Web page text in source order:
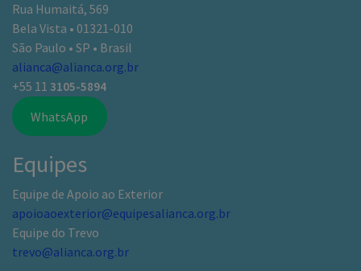
Rua Humaitá, 569
Bela Vista • 01321-010
São Paulo • SP • Brasil
alianca@alianca.org.br
+55 11 3105-5894
WhatsApp
Equipes
Equipe de Apoio ao Exterior
apoioaoexterior@equipesalianca.org.br
Equipe do Trevo
trevo@alianca.org.br